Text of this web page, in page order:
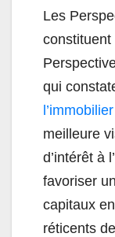
Les
qui
l’immobilier
meilleure
d’intérêt à
favoriser
capitaux
réticents